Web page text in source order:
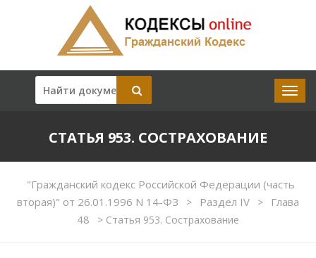
СТАТЬЯ 953. СОСТРАХОВАНИЕ
"Гражданский кодекс Российской Федерации (часть
вторая)" от 26.01.1996 N 14-ФЗ
> Раздел IV >
Глава
48
> Статья 953. Сострахование